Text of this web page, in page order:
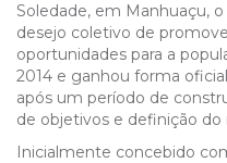
Soledade, em Manhuaçu,
desejo coletivo de
oportunidades para a
2014 e ganhou forma
após um período de
de objetivos e definição
Inicialmente concebido